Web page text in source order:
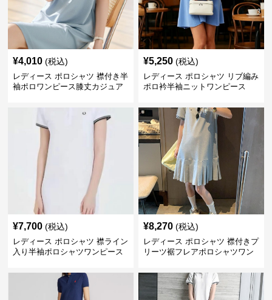
¥4,010 (税込)
レディース ポロシャツ 襟付き半
袖ポロワンピース膝丈カジュア
¥5,250 (税込)
レディース ポロシャツ リブ編み
ポロ衿半袖ニットワンピース
¥7,700 (税込)
レディース ポロシャツ 襟ライン
入り半袖ポロシャツワンピース
¥8,270 (税込)
レディース ポロシャツ 襟付きプ
リーツ裾フレアポロシャツワン